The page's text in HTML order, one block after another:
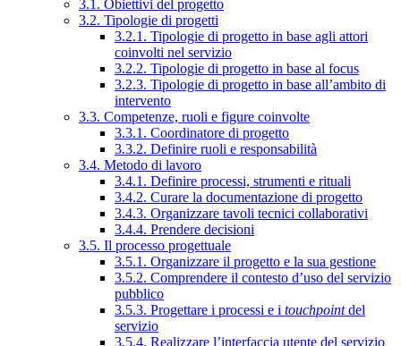
3.1. Obiettivi del progetto
3.2. Tipologie di progetti
3.2.1. Tipologie di progetto in base agli attori
coinvolti nel servizio
3.2.2. Tipologie di progetto in base al focus
3.2.3. Tipologie di progetto in base all’ambito di
intervento
3.3. Competenze, ruoli e figure coinvolte
3.3.1. Coordinatore di progetto
3.3.2. Definire ruoli e responsabilità
3.4. Metodo di lavoro
3.4.1. Definire processi, strumenti e rituali
3.4.2. Curare la documentazione di progetto
3.4.3. Organizzare tavoli tecnici collaborativi
3.4.4. Prendere decisioni
3.5. Il processo progettuale
3.5.1. Organizzare il progetto e la sua gestione
3.5.2. Comprendere il contesto d’uso del servizio
pubblico
3.5.3. Progettare i processi e i touchpointdel
servizio
3.5.4. Realizzare l’interfaccia utente del servizio